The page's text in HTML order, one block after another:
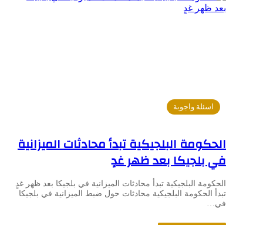
اسئلة واجوبة
الحكومة البلجيكية تبدأ محادثات الميزانية
في بلجيكا بعد ظهر غدٍ
الحكومة البلجيكية تبدأ محادثات الميزانية في بلجيكا بعد ظهر غدٍ
تبدأ الحكومة البلجيكية محادثات حول ضبط الميزانية في بلجيكا
في…